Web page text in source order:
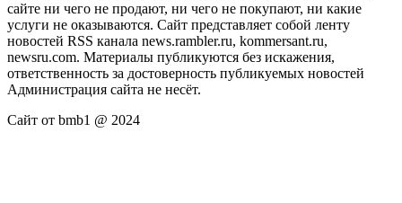
сайте ни чего не продают, ни чего не покупают, ни какие
услуги не оказываются. Сайт представляет собой ленту
новостей RSS канала news.rambler.ru, kommersant.ru,
newsru.com. Материалы публикуются без искажения,
ответственность за достоверность публикуемых новостей
Администрация сайта не несёт.
Сайт от bmb1 @ 2024